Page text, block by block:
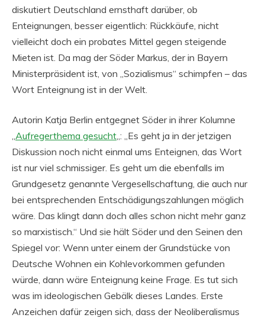
diskutiert Deutschland ernsthaft darüber, ob
Enteignungen, besser eigentlich: Rückkäufe, nicht
vielleicht doch ein probates Mittel gegen steigende
Mieten ist. Da mag der Söder Markus, der in Bayern
Ministerpräsident ist, von „Sozialismus“ schimpfen – das
Wort Enteignung ist in der Welt.
Autorin Katja Berlin entgegnet Söder in ihrer Kolumne
„Aufregerthema gesucht„: „Es geht ja in der jetzigen
Diskussion noch nicht einmal ums Enteignen, das Wort
ist nur viel schmissiger. Es geht um die ebenfalls im
Grundgesetz genannte Vergesellschaftung, die auch nur
bei entsprechenden Entschädigungszahlungen möglich
wäre. Das klingt dann doch alles schon nicht mehr ganz
so marxistisch.“ Und sie hält Söder und den Seinen den
Spiegel vor: Wenn unter einem der Grundstücke von
Deutsche Wohnen ein Kohlevorkommen gefunden
würde, dann wäre Enteignung keine Frage. Es tut sich
was im ideologischen Gebälk dieses Landes. Erste
Anzeichen dafür zeigen sich, dass der Neoliberalismus